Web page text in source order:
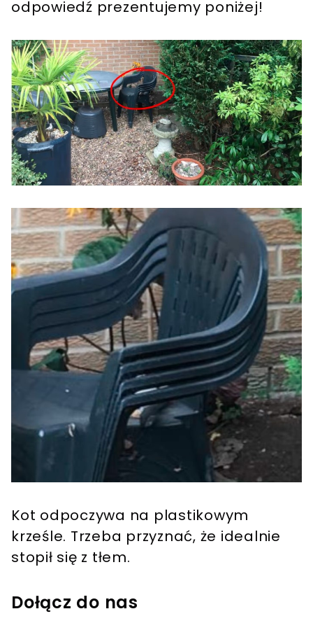
odpowiedź prezentujemy poniżej!
Kot odpoczywa na plastikowym
krześle. Trzeba przyznać, że idealnie
stopił się z tłem.
Dołącz do nas